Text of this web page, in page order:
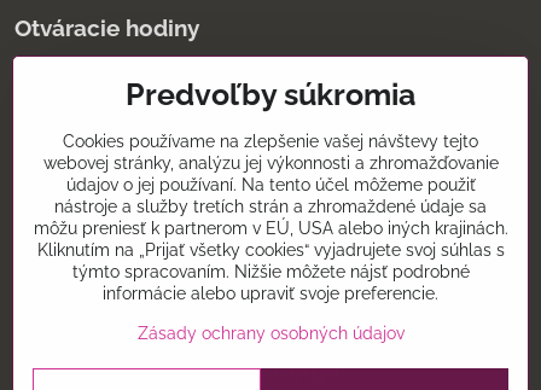
Otváracie hodiny
9:00 - 11:30 12:00 - 18:00
nedeľa
Kontakt
0907075930
alatorty@alatorty.sk
©2026Copyright
Predvoľby súkromia
Cookies používame na zlepšenie vašej návštevy tejto
webovej stránky, analýzu jej výkonnosti a zhromažďovanie
údajov o jej používaní. Na tento účel môžeme použiť
nástroje a služby tretích strán a zhromaždené údaje sa
môžu preniesť k partnerom v EÚ, USA alebo iných krajinách.
Kliknutím na „Prijať všetky cookies“ vyjadrujete svoj súhlas s
týmto spracovaním. Nižšie môžete nájsť podrobné
informácie alebo upraviť svoje preferencie.
Zásady ochrany osobných údajov